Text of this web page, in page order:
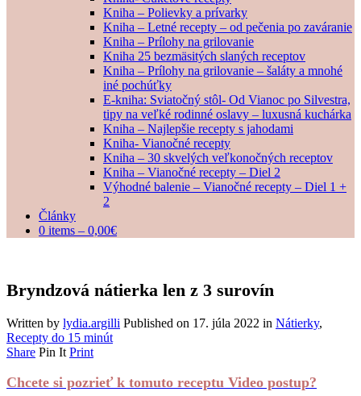
Kniha – Polievky a prívarky
Kniha – Letné recepty – od pečenia po zaváranie
Kniha – Prílohy na grilovanie
Kniha 25 bezmäsitých slaných receptov
Kniha – Prílohy na grilovanie – šaláty a mnohé
iné pochúťky
E-kniha: Sviatočný stôl- Od Vianoc po Silvestra,
tipy na veľké rodinné oslavy – luxusná kuchárka
Kniha – Najlepšie recepty s jahodami
Kniha- Vianočné recepty
Kniha – 30 skvelých veľkonočných receptov
Kniha – Vianočné recepty – Diel 2
Výhodné balenie – Vianočné recepty – Diel 1 +
2
Články
0 items – 0,00€
Bryndzová nátierka len z 3 surovín
Written by lydia.argilli Published on 17. júla 2022 in Nátierky,
Recepty do 15 minút
Share Pin It Print
Chcete si pozrieť k tomuto receptu Video postup?